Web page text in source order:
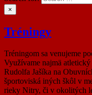
×
Tréningy
Tréningom sa venujeme
Využívame najmä
Rudolfa Jašíka na
športoviská iných škôl v
rieky Nitry, či v okolitých